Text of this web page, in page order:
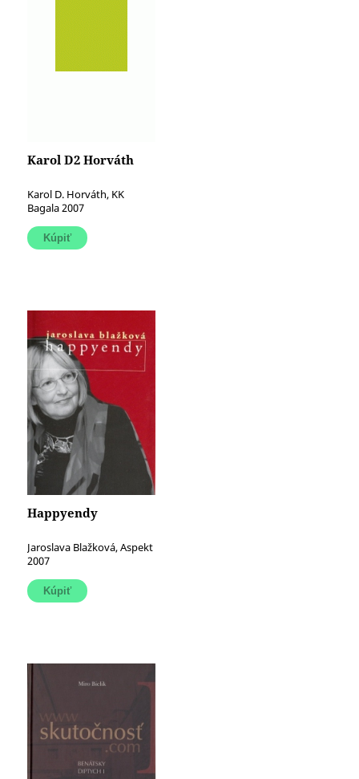
Karol D2 Horváth
Karol D. Horváth, KK
Bagala 2007
Happyendy
Jaroslava Blažková, Aspekt
2007